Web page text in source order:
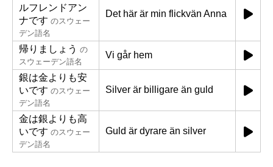
ルフレンドアン
ナです のスウェー
デン語名
Det här är min flickvän Anna
帰りましょう の
スウェーデン語名
Vi går hem
銀は金よりも安
いです のスウェー
デン語名
Silver är billigare än guld
金は銀よりも高
いです のスウェー
デン語名
Guld är dyrare än silver